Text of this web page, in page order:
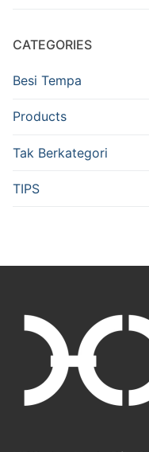
CATEGORIES
Besi Tempa
Products
Tak Berkategori
TIPS